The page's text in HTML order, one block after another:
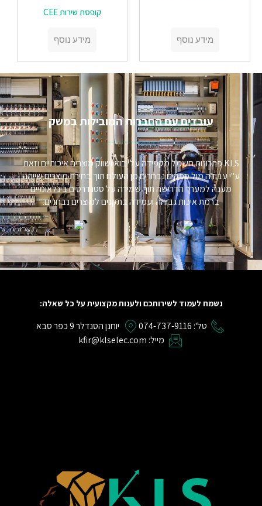
מידע נוסף
קופסת שירות CEE
מידע נוסף
עובדים עם החברות המובילות במשק​
KLS פתרונות חשמל מקפידה על יבוא ושווק מוצרים איכותיים וזאת
ע"י עבודה מול ספקים נבחרים מן העולם תוך בחירת מוצרים שייתנו
מענה למערך הדרישה תוך שמירה על סטנדרטים בינלאומיים
ברמת איכות גבוהה ועמידה בתקנים למוצרים נבחרים.
נשמח לעמוד לשירותכם ולענות מקצועית על כל שאלה:
טל': 074-737-9116
יוחנן הסנדלר 9 כפר סבא
מייל: kfir@klselec.com